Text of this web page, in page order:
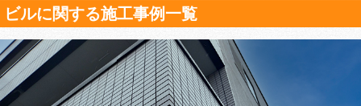
ビルに関する施工事例一覧